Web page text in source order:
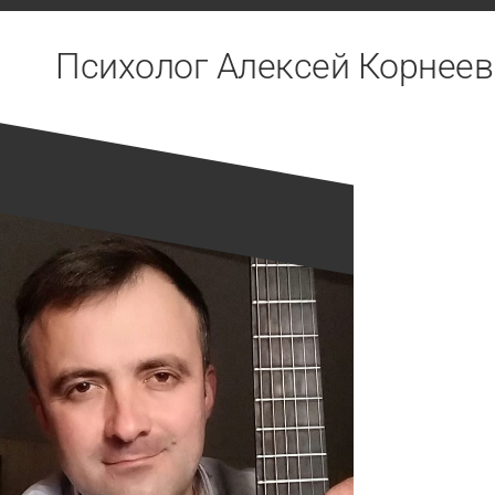
Перейти
содержаниюПсихолог Алексей Корнеев